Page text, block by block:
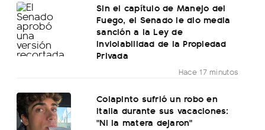
Sin el capítulo de Manejo del
Fuego, el Senado le dio media
sanción a la Ley de
Inviolabilidad de la Propiedad
Privada
Hace 17 minutos
Colapinto sufrió un robo en
Italia durante sus vacaciones:
"Ni la matera dejaron"